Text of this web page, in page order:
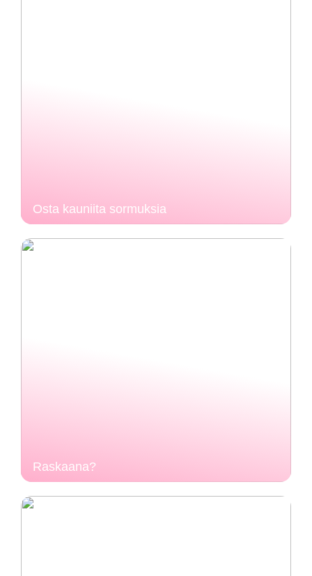
Osta kauniita sormuksia
Raskaana?